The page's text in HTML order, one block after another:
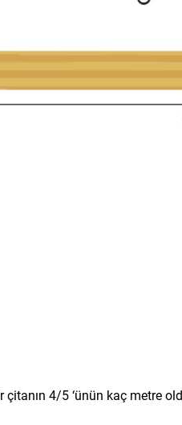
çitanın 4/5 ‘ünün kaç metre